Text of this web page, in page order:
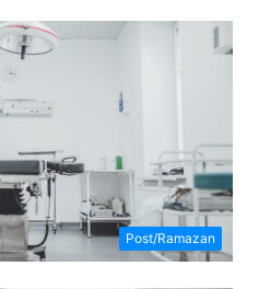
Post/Ramazan